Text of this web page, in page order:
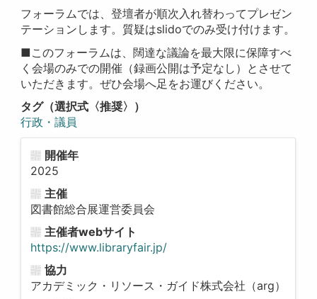
フォーラムでは、登壇者が順次入れ替わってプレゼン
テーションします。質疑はslidoでのみ受け付けます。
■このフォーラムは、闊達な議論を最大限に保障すべ
く会場のみでの開催（録画公開は予定なし）とさせて
いただきます。ぜひ会場へ足をお運びください。
タグ（選択式〈推奨〉）
行政・議員
開催年
2025
主催
図書館総合展運営委員会
主催者webサイト
https://www.libraryfair.jp/
協力
アカデミック・リソース・ガイド株式会社（arg）